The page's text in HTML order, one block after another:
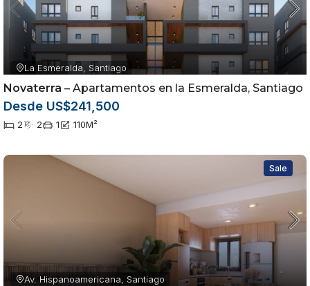
La Esmeralda, Santiago
Novaterra – Apartamentos en la Esmeralda, Santiago
Desde US$241,500
2 2 1 110M²
Sale
Av. Hispanoamericana, Santiago